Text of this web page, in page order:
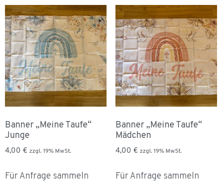
Banner „Meine Taufe“
Junge
4,00 € zzgl. 19% MwSt.
Für Anfrage sammeln
Banner „Meine Taufe“
Mädchen
4,00 € zzgl. 19% MwSt.
Für Anfrage sammeln